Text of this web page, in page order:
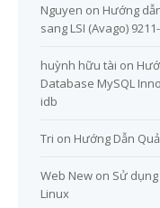
Nguyen on Hướng
sang LSI (Avago)
huỳnh hữu tài on
Database MySQL
idb
Tri on Hướng Dẫn
Web New on Sử
Linux